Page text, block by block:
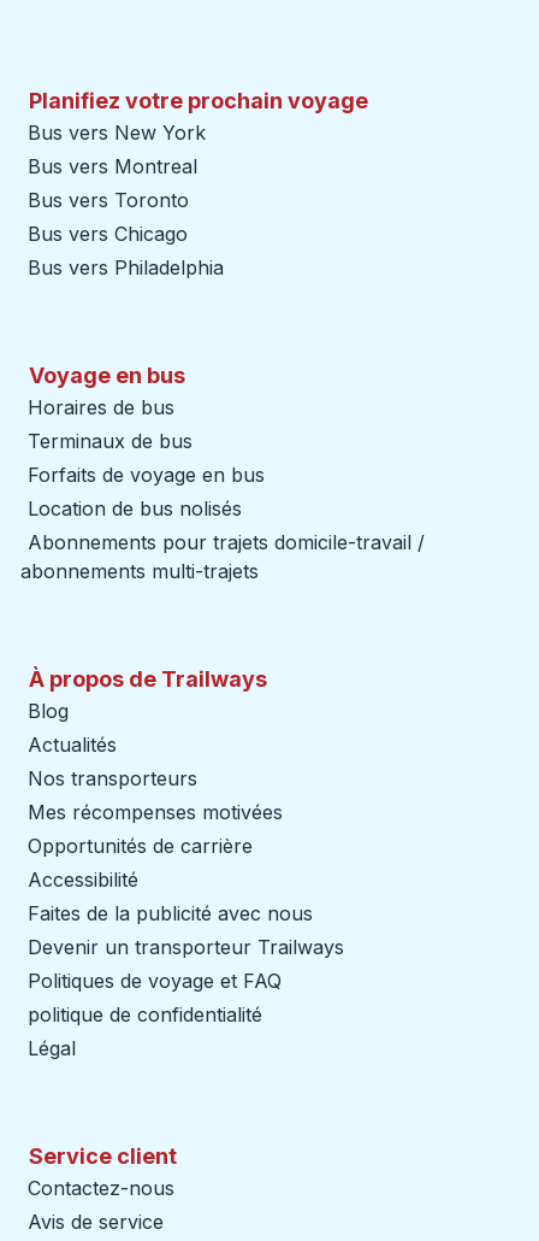
Planifiez votre prochain voyage
Bus vers New York
Bus vers Montreal
Bus vers Toronto
Bus vers Chicago
Bus vers Philadelphia
Voyage en bus
Horaires de bus
Terminaux de bus
Forfaits de voyage en bus
Location de bus nolisés
Abonnements pour trajets domicile-travail /
abonnements multi-trajets
À propos de Trailways
Blog
Actualités
Nos transporteurs
Mes récompenses motivées
Opportunités de carrière
Accessibilité
Faites de la publicité avec nous
Devenir un transporteur Trailways
Politiques de voyage et FAQ
politique de confidentialité
Légal
Service client
Contactez-nous
Avis de service